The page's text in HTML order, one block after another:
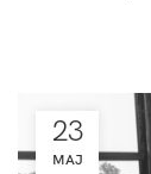
23
MAJ